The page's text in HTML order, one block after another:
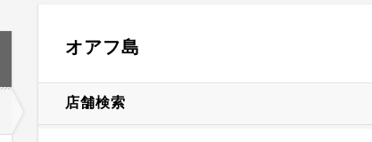
オアフ島
店舗検索